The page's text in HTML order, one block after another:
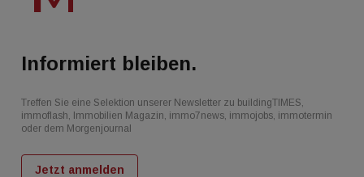
Informiert bleiben.
Treffen Sie eine Selektion unserer Newsletter zu buildingTIMES,
immoflash, Immobilien Magazin, immo7news, immojobs, immotermin
oder dem Morgenjournal
Jetzt anmelden